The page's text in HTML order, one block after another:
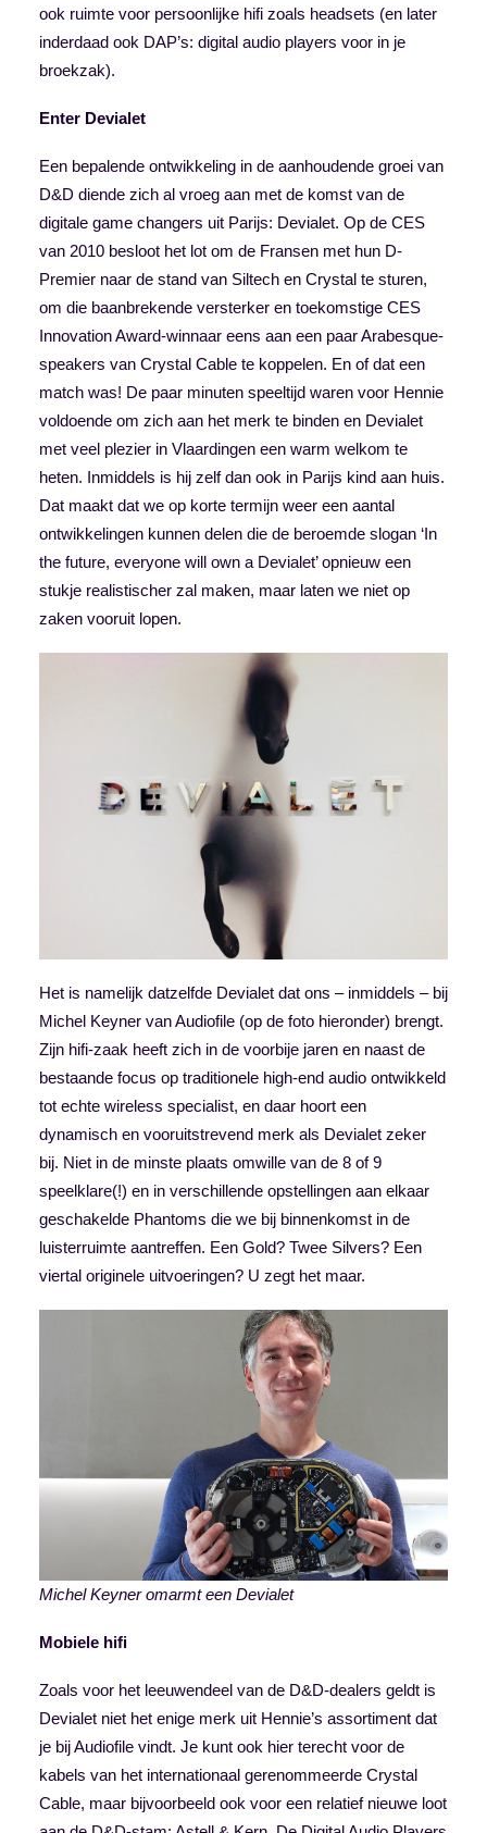
ook ruimte voor persoonlijke hifi zoals headsets (en later
inderdaad ook DAP’s: digital audio players voor in je
broekzak).
Enter Devialet
Een bepalende ontwikkeling in de aanhoudende groei van
D&D diende zich al vroeg aan met de komst van de
digitale game changers uit Parijs: Devialet. Op de CES
van 2010 besloot het lot om de Fransen met hun D-
Premier naar de stand van Siltech en Crystal te sturen,
om die baanbrekende versterker en toekomstige CES
Innovation Award-winnaar eens aan een paar Arabesque-
speakers van Crystal Cable te koppelen. En of dat een
match was! De paar minuten speeltijd waren voor Hennie
voldoende om zich aan het merk te binden en Devialet
met veel plezier in Vlaardingen een warm welkom te
heten. Inmiddels is hij zelf dan ook in Parijs kind aan huis.
Dat maakt dat we op korte termijn weer een aantal
ontwikkelingen kunnen delen die de beroemde slogan ‘In
the future, everyone will own a Devialet’ opnieuw een
stukje realistischer zal maken, maar laten we niet op
zaken vooruit lopen.
Het is namelijk datzelfde Devialet dat ons – inmiddels – bij
Michel Keyner van Audiofile (op de foto hieronder) brengt.
Zijn hifi-zaak heeft zich in de voorbije jaren en naast de
bestaande focus op traditionele high-end audio ontwikkeld
tot echte wireless specialist, en daar hoort een
dynamisch en vooruitstrevend merk als Devialet zeker
bij. Niet in de minste plaats omwille van de 8 of 9
speelklare(!) en in verschillende opstellingen aan elkaar
geschakelde Phantoms die we bij binnenkomst in de
luisterruimte aantreffen. Een Gold? Twee Silvers? Een
viertal originele uitvoeringen? U zegt het maar.
Michel Keyner omarmt een Devialet
Mobiele hifi
Zoals voor het leeuwendeel van de D&D-dealers geldt is
Devialet niet het enige merk uit Hennie’s assortiment dat
je bij Audiofile vindt. Je kunt ook hier terecht voor de
kabels van het internationaal gerenommeerde Crystal
Cable, maar bijvoorbeeld ook voor een relatief nieuwe loot